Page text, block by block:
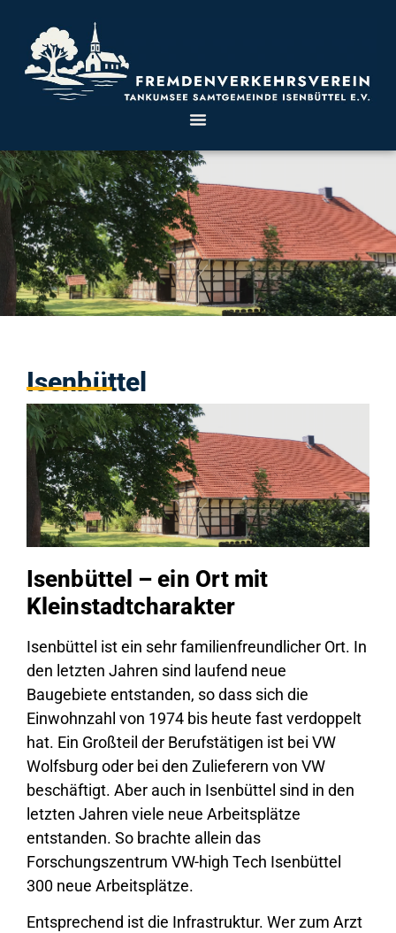
Isenbüttel
Isenbüttel – ein Ort mit
Kleinstadtcharakter
Isenbüttel ist ein sehr familienfreundlicher Ort. In
den letzten Jahren sind laufend neue
Baugebiete entstanden, so dass sich die
Einwohnzahl von 1974 bis heute fast verdoppelt
hat. Ein Großteil der Berufstätigen ist bei VW
Wolfsburg oder bei den Zulieferern von VW
beschäftigt. Aber auch in Isenbüttel sind in den
letzten Jahren viele neue Arbeitsplätze
entstanden. So brachte allein das
Forschungszentrum VW-high Tech Isenbüttel
300 neue Arbeitsplätze.
Entsprechend ist die Infrastruktur. Wer zum Arzt